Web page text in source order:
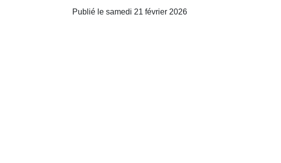
Publié le samedi 21 février 2026